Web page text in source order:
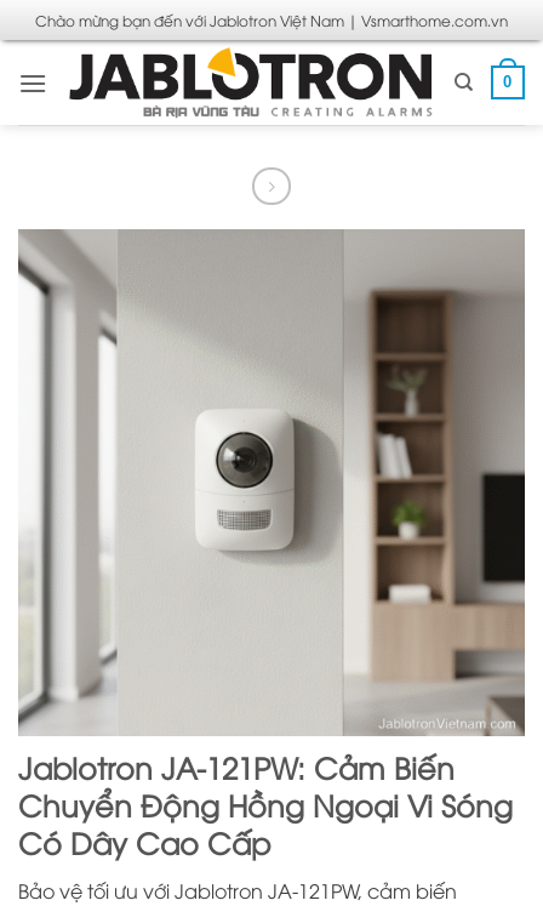
qua
nội
Chào mừng bạn đến với Jablotron Việt Nam | Vsmarthome.com.vn
0
Jablotron JA-121PW: Cảm Biến
Chuyển Động Hồng Ngoại Vi Sóng
Có Dây Cao Cấp
Bảo vệ tối ưu với Jablotron JA-121PW, cảm biến